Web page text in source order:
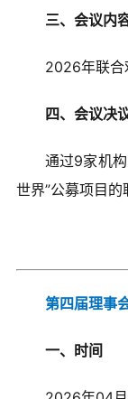
三、会议内
2026年联合
四、会议决
通过9家机
世界”公募项目的
第四届理事
一、时间